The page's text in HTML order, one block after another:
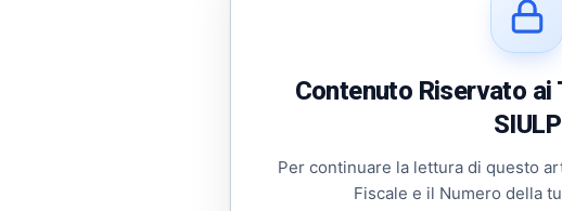
Contenuto Riservato
SIULP
Per continuare la lettura di questo
Fiscale e il Numero della